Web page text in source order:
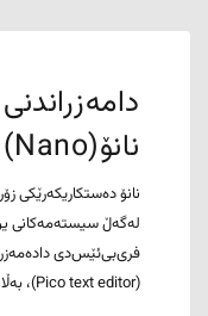
نانۆ(Nano) بۆ فری‌بی‌ئێس‌دی
نانۆ دەستکاریکەرێکی
لەگەڵ سیستەمەکانی
فری‌بی‌ئێس‌دی
(Pico text editor)، بەڵام تایبەتمەند ...